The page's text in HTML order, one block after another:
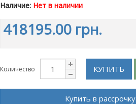
Наличие: Нет в наличии
418195.00 грн.
Количество КУПИТЬ
Купить в рассрочку